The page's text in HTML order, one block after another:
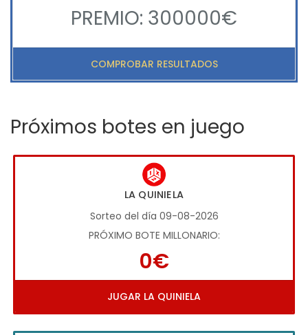
PREMIO: 300000€
COMPROBAR RESULTADOS
Próximos botes en juego
LA QUINIELA
Sorteo del día 09-08-2026
PRÓXIMO BOTE MILLONARIO:
0€
JUGAR LA QUINIELA